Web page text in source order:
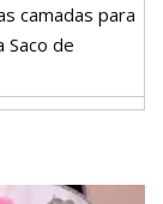
camadas para
Saco de